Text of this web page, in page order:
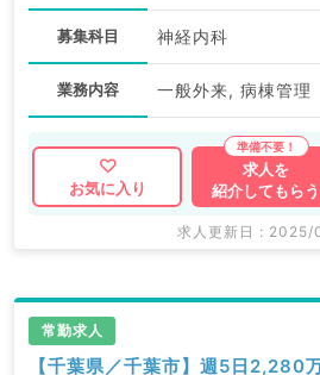
募集科目 神経内科
業務内容 一般外来, 病棟管理
お気に入り
求人を
紹介してもらう
求人更新日 : 2025/
常勤求人
【千葉県／千葉市】週5日2,280